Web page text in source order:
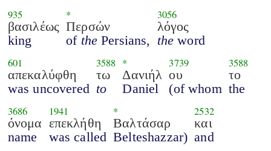
935
βασιλέως
king
*
Περσών
of thePersians,
3056
λόγος
the word
601
απεκαλύφθη
was uncovered
3588
τω
to
*
Δανιήλ
Daniel
3739
ου
(of whom
3588
το
the
3686
όνομα
name
1941
επεκλήθη
was called
*
Βαλτάσαρ
Belteshazzar)
2532
και
and